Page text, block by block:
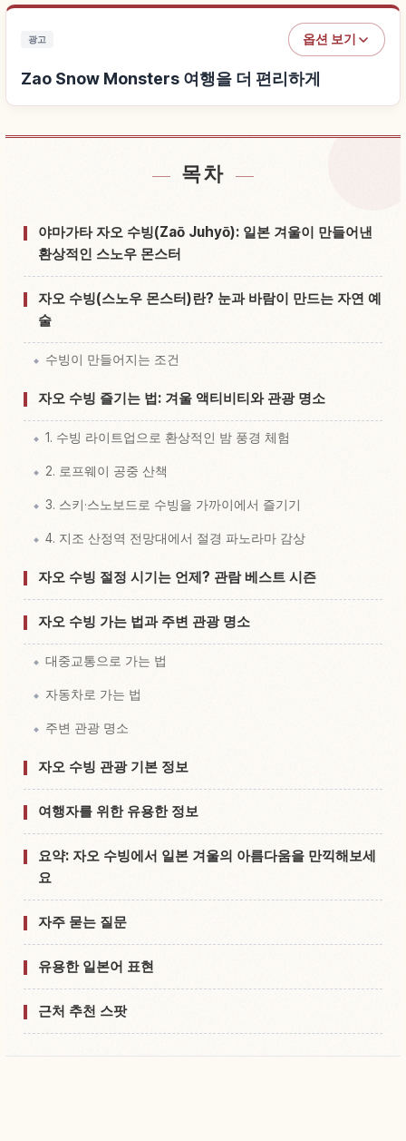
광고 옵션 보기
Zao Snow Monsters 여행을 더 편리하게
Zao Snow Monsters 근처 숙소 찾기
Zao Snow Monsters 체험 찾기↗
목차
야마가타 자오 수빙(Zaō Juhyō): 일본 겨울이 만들어낸
환상적인 스노우 몬스터
자오 수빙(스노우 몬스터)란? 눈과 바람이 만드는 자연 예
술
수빙이 만들어지는 조건
자오 수빙 즐기는 법: 겨울 액티비티와 관광 명소
1. 수빙 라이트업으로 환상적인 밤 풍경 체험
2. 로프웨이 공중 산책
3. 스키·스노보드로 수빙을 가까이에서 즐기기
4. 지조 산정역 전망대에서 절경 파노라마 감상
자오 수빙 절정 시기는 언제? 관람 베스트 시즌
자오 수빙 가는 법과 주변 관광 명소
대중교통으로 가는 법
자동차로 가는 법
주변 관광 명소
자오 수빙 관광 기본 정보
여행자를 위한 유용한 정보
요약: 자오 수빙에서 일본 겨울의 아름다움을 만끽해보세
요
자주 묻는 질문
유용한 일본어 표현
근처 추천 스팟